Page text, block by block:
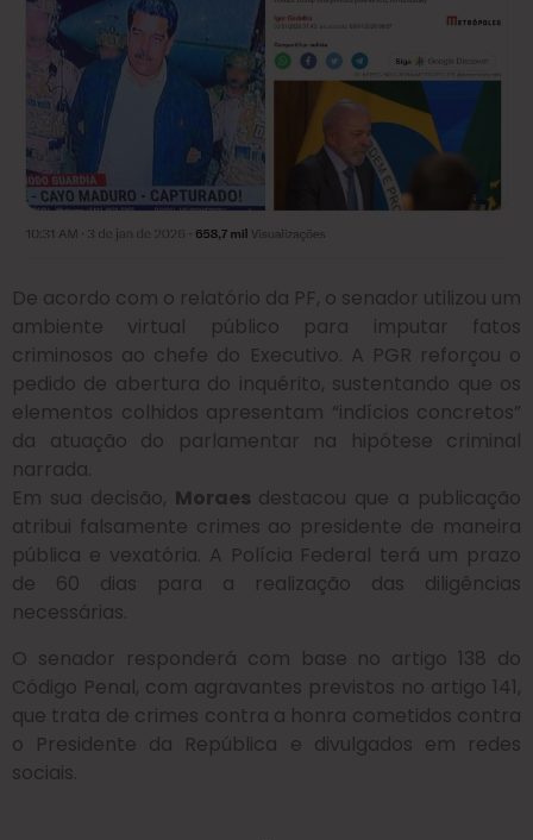
De acordo com o relatório da PF, o senador utilizou um
ambiente virtual público para imputar fatos
criminosos ao chefe do Executivo. A PGR reforçou o
pedido de abertura do inquérito, sustentando que os
elementos colhidos apresentam “indícios concretos”
da atuação do parlamentar na hipótese criminal
narrada.
Em sua decisão, Moraes destacou que a publicação
atribui falsamente crimes ao presidente de maneira
pública e vexatória. A Polícia Federal terá um prazo
de 60 dias para a realização das diligências
necessárias.
O senador responderá com base no artigo 138 do
Código Penal, com agravantes previstos no artigo 141,
que trata de crimes contra a honra cometidos contra
o Presidente da República e divulgados em redes
sociais.